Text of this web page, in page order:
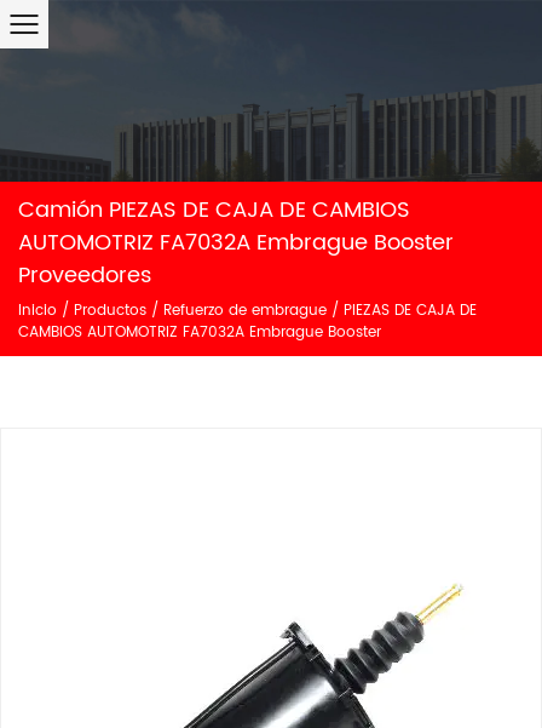
Camión PIEZAS DE CAJA DE CAMBIOS
AUTOMOTRIZ FA7032A Embrague Booster
Proveedores
Inicio / Productos / Refuerzo de embrague / PIEZAS DE CAJA DE
CAMBIOS AUTOMOTRIZ FA7032A Embrague Booster